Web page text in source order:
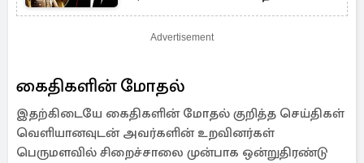
Advertisement
கைதிகளின் மோதல்
இதற்கிடையே கைதிகளின் மோதல் குறித்த செய்திகள்
வெளியானவுடன் அவர்களின் உறவினர்கள்
பெருமளவில் சிறைச்சாலை முன்பாக ஒன்றுதிரண்டு